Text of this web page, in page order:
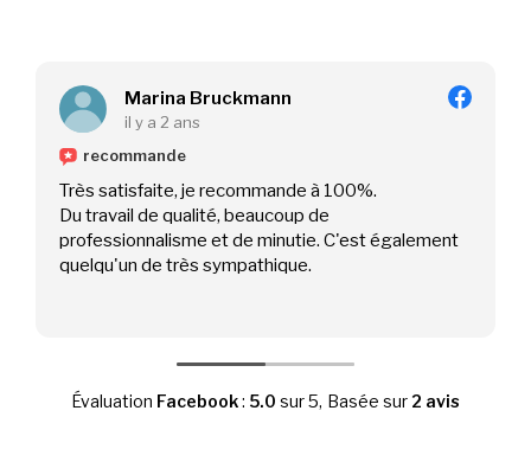
Marina Bruckmann
il y a 2 ans
recommande
Très satisfaite, je recommande à 100%.
Du travail de qualité, beaucoup de
professionnalisme et de minutie. C'est également
quelqu'un de très sympathique.
Évaluation Facebook: 5.0 sur 5, Basée sur 2 avis